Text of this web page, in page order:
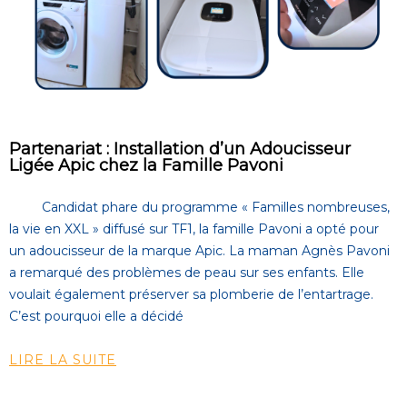
Partenariat : Installation d’un Adoucisseur
Ligée Apic chez la Famille Pavoni
Candidat phare du programme « Familles nombreuses,
la vie en XXL » diffusé sur TF1, la famille Pavoni a opté pour
un adoucisseur de la marque Apic. La maman Agnès Pavoni
a remarqué des problèmes de peau sur ses enfants. Elle
voulait également préserver sa plomberie de l’entartrage.
C’est pourquoi elle a décidé
LIRE LA SUITE